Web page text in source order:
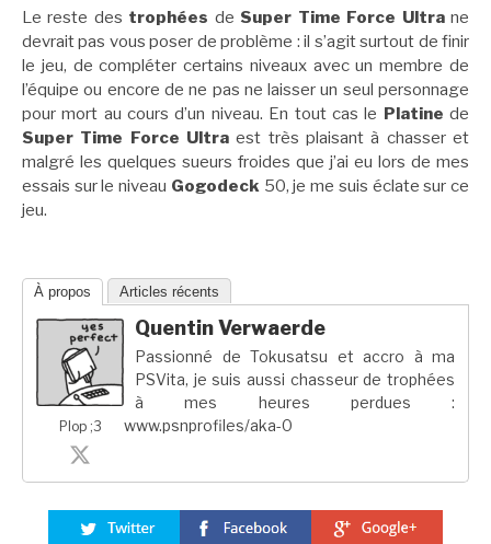
Le reste des trophées de Super Time Force Ultrane
devrait pas vous poser de problème : il s’agit surtout de finir
le jeu, de compléter certains niveaux avec un membre de
l’équipe ou encore de ne pas ne laisser un seul personnage
pour mort au cours d’un niveau. En tout cas le Platine de
Super Time Force Ultra est très plaisant à chasser et
malgré les quelques sueurs froides que j’ai eu lors de mes
essais sur le niveau Gogodeck50, je me suis éclate sur ce
jeu.
À propos Articles récents
Plop ;3
Quentin Verwaerde
Passionné de Tokusatsu et accro à ma
PSVita, je suis aussi chasseur de trophées
à mes heures perdues :
www.psnprofiles/aka-0